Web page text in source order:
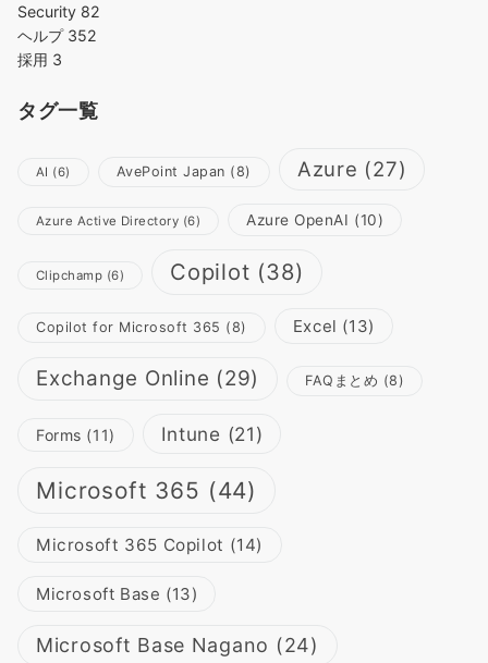
Security 82
ヘルプ 352
採用 3
タグ一覧
AI (6) AvePoint Japan (8) Azure (27)
Azure Active Directory (6) Azure OpenAI (10)
Clipchamp (6) Copilot (38)
Copilot for Microsoft 365 (8) Excel (13)
Exchange Online (29) FAQまとめ (8)
Forms (11) Intune (21)
Microsoft 365 (44)
Microsoft 365 Copilot (14)
Microsoft Base (13)
Microsoft Base Nagano (24)